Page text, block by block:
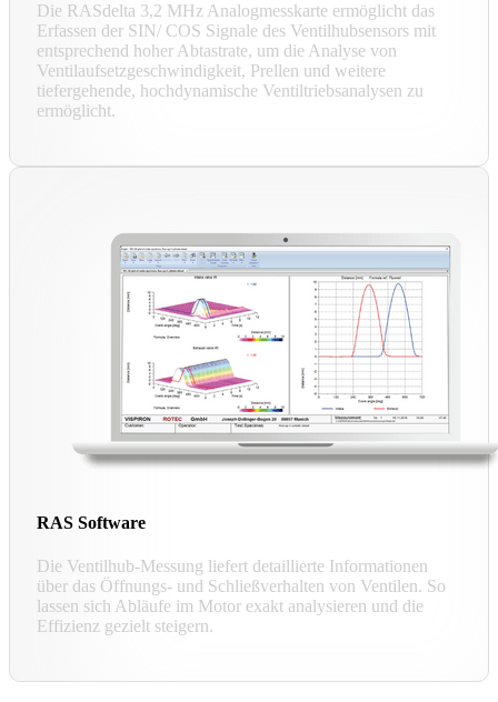
Die RASdelta 3,2 MHz Analogmesskarte ermöglicht das
Erfassen der SIN/ COS Signale des Ventilhubsensors mit
entsprechend hoher Abtastrate, um die Analyse von
Ventilaufsetzgeschwindigkeit, Prellen und weitere
tiefergehende, hochdynamische Ventiltriebsanalysen zu
ermöglicht.
RAS Software
Die Ventilhub-Messung liefert detaillierte Informationen
über das Öffnungs- und Schließverhalten von Ventilen. So
lassen sich Abläufe im Motor exakt analysieren und die
Effizienz gezielt steigern.